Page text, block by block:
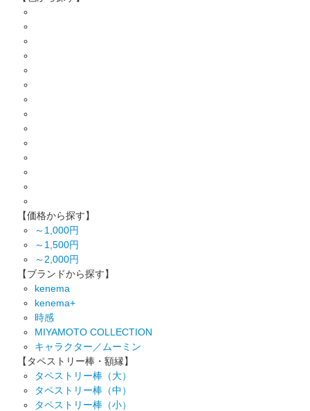
【価格から探す】
～1,000円
～1,500円
～2,000円
【ブランドから探す】
kenema
kenema+
時感
MIYAMOTO COLLECTION
キャラクター／ムーミン
【タペストリー棒・額縁】
タペストリー棒（大）
タペストリー棒（中）
タペストリー棒（小）